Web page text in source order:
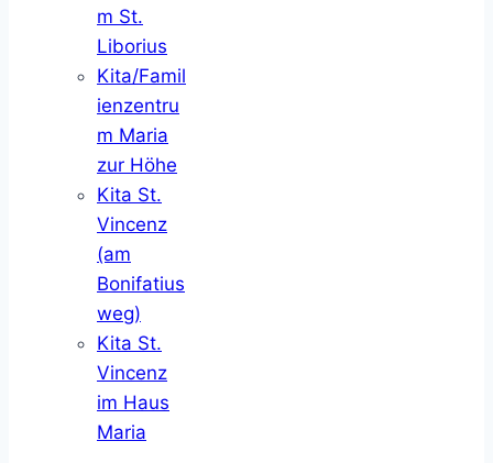
m St.
Liborius
Kita/Famil
ienzentru
m Maria
zur Höhe
Kita St.
Vincenz
(am
Bonifatius
weg)
Kita St.
Vincenz
im Haus
Maria